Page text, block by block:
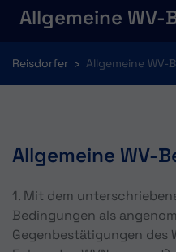
Allgemeine
Reisdorfer Allgemeine WV-
Allgemeine WV-
1. Mit dem
Bedingungen als
Gegenbestätigungen des